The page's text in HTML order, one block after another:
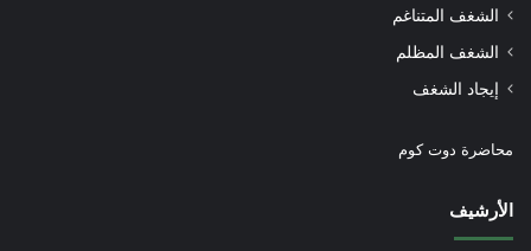
الشغف المتناغم
الشغف المظلم
إيجاد الشغف
محاضرة دوت كوم
الأرشيف